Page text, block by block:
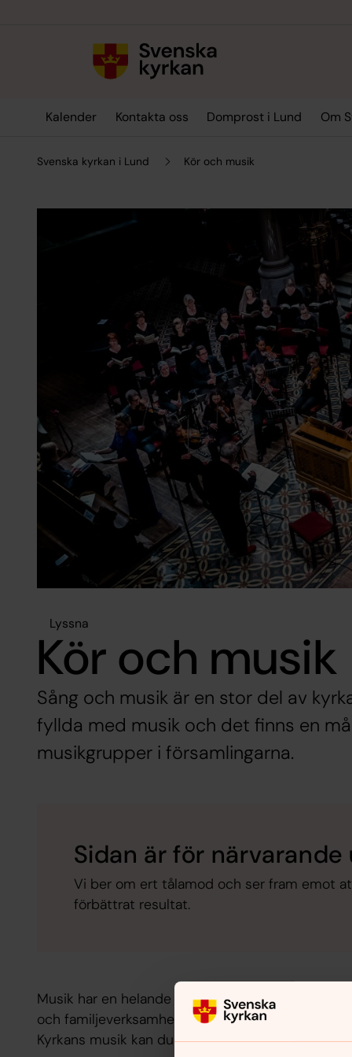
Kalender Kontakta oss Domprost i Lund Om
Svenska kyrkan i Lund Kör och musik
Lyssna
Kör och musik
Sång och musik är en stor del av
fyllda med musik och det finns en
musikgrupper i församlingarna.
Sidan är för
Vi ber om ert tålamod och ser fram emot
förbättrat resultat.
Musik har en helande kraft och när vi sjunger
och familjeverksamheterna är musiken ett viktigt
Kyrkans musik kan du ta del av på många sätt,